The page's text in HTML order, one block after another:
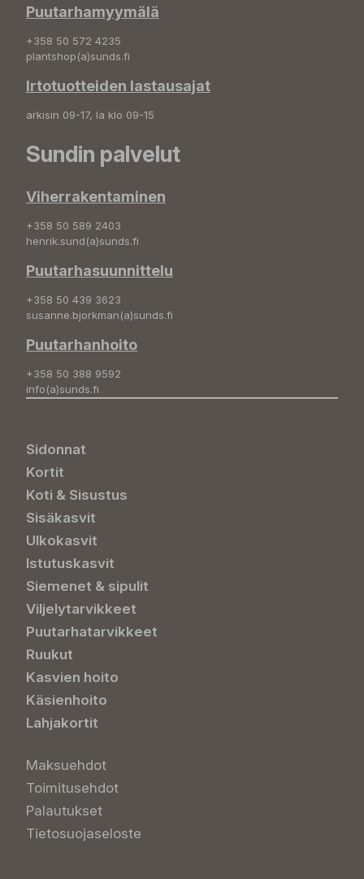
Puutarhamyymälä
+358 50 572 4235
plantshop(a)sunds.fi
Irtotuotteiden lastausajat
arkisin 09-17, la klo 09-15
Sundin palvelut
Viherrakentaminen
+358 50 589 2403
henrik.sund(a)sunds.fi
Puutarhasuunnittelu
+358 50 439 3623
susanne.bjorkman(a)sunds.fi
Puutarhanhoito
+358 50 388 9592
info(a)sunds.fi
Sidonnat
Kortit
Koti & Sisustus
Sisäkasvit
Ulkokasvit
Istutuskasvit
Siemenet & sipulit
Viljelytarvikkeet
Puutarhatarvikkeet
Ruukut
Kasvien hoito
Käsienhoito
Lahjakortit
Maksuehdot
Toimitusehdot
Palautukset
Tietosuojaseloste